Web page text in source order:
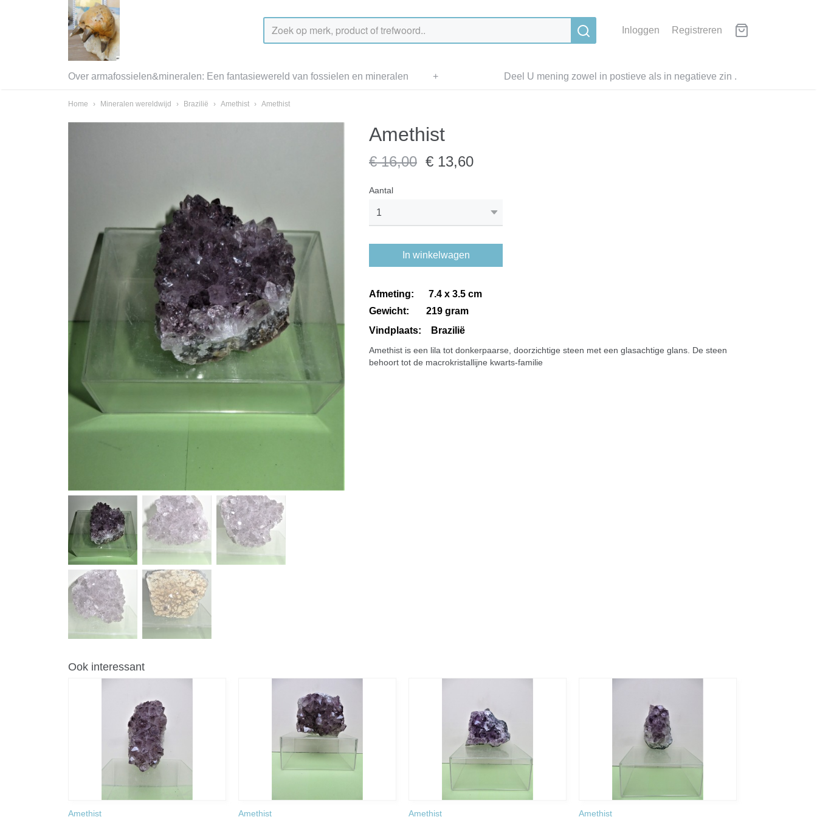
Inloggen Registreren
Deel U mening zowel in postieve als in negatieve zin .
Over armafossielen&mineralen: Een fantasiewereld van fossielen en mineralen +
Home › Mineralen wereldwijd › Brazilië › Amethist › Amethist
Amethist
€ 16,00 € 13,60
Aantal
In winkelwagen
Afmeting: 7.4 x 3.5 cm
Gewicht: 219 gram
Vindplaats: Brazilië
Amethist is een lila tot donkerpaarse, doorzichtige steen met een glasachtige glans. De steen
behoort tot de macrokristallijne kwarts-familie
Ook interessant
Amethist Amethist Amethist Amethist